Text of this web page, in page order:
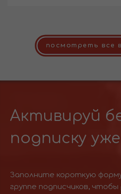
посмотреть все
Активируй
подписку
Заполните короткую
группе подписчиков,